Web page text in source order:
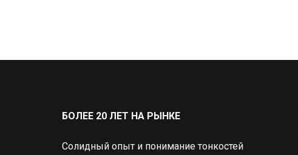
БОЛЕЕ 20 ЛЕТ НА РЫНКЕ
Солидный опыт и понимание тонкостей